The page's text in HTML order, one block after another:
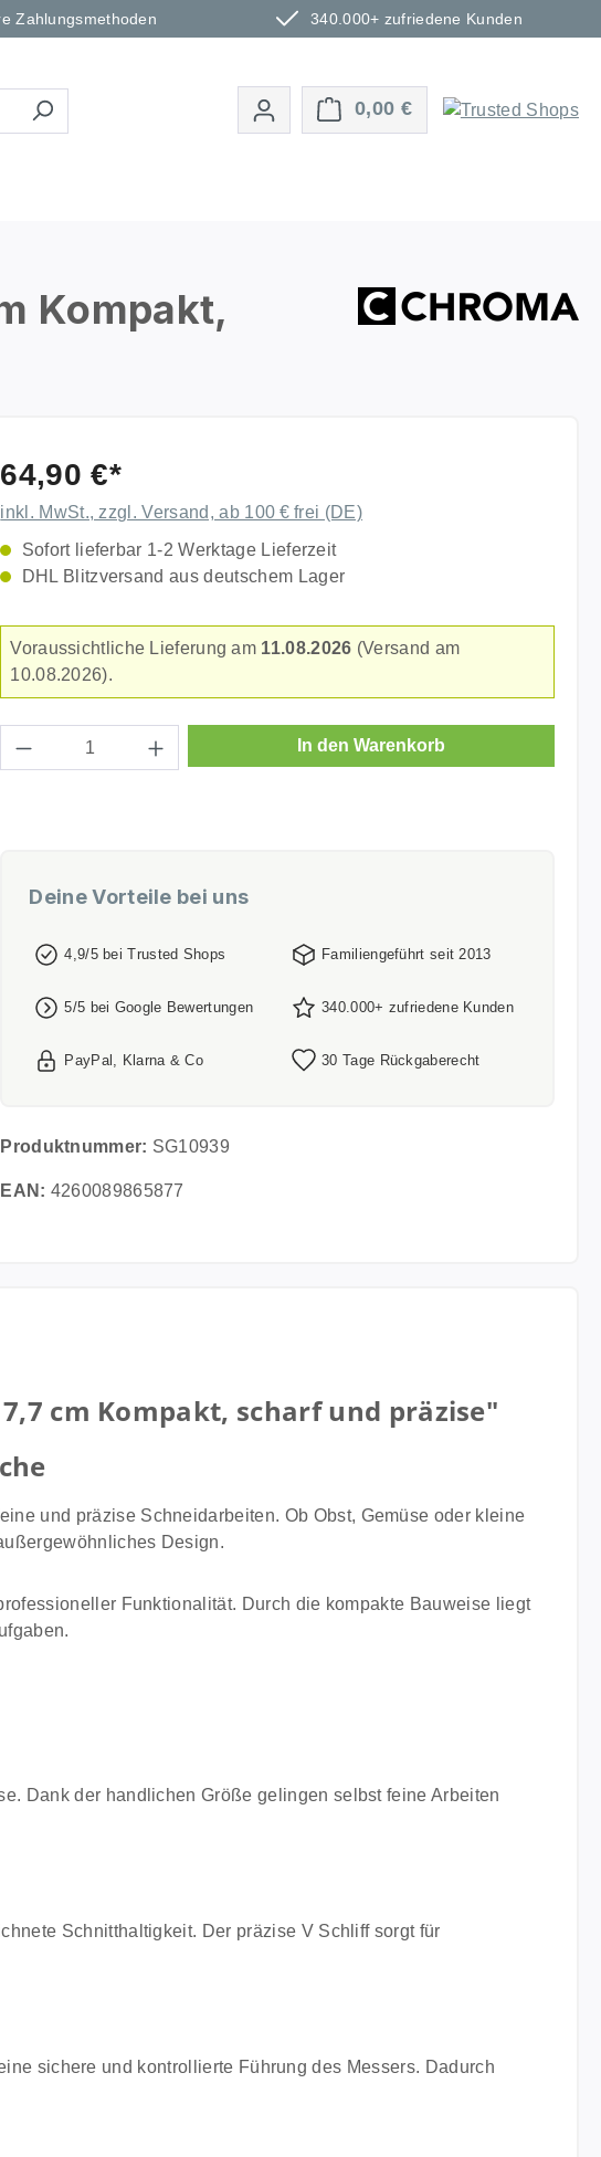
Zahlungsmethoden 340.000+ zufriedene Kunden
0,00 €Warenkorb enthält 0
Kompakt,
64,90 €*
inkl. MwSt., zzgl. Versand, ab 100 € frei (DE)
Sofort lieferbar 1-2 Werktage Lieferzeit
DHL Blitzversand aus deutschem Lager
Voraussichtliche Lieferung am 11.08.2026 (Versand am
10.08.2026).
Produkt Anzahl: Gib den gewünschten Wert ein
In den Warenkorb
Deine Vorteile bei uns
4,9/5 bei Trusted Shops Familiengeführt seit 2013
5/5 bei Google Bewertungen 340.000+ zufriedene Kunden
PayPal, Klarna & Co 30 Tage Rückgaberecht
Produktnummer: SG10939
EAN: 4260089865877
cm Kompakt, scharf und präzise"
und präzise Schneidarbeiten. Ob Obst, Gemüse oder kleine
Design.
Funktionalität. Durch die kompakte Bauweise liegt
Dank der handlichen Größe gelingen selbst feine Arbeiten
Schnitthaltigkeit. Der präzise V Schliff sorgt für
sichere und kontrollierte Führung des Messers. Dadurch